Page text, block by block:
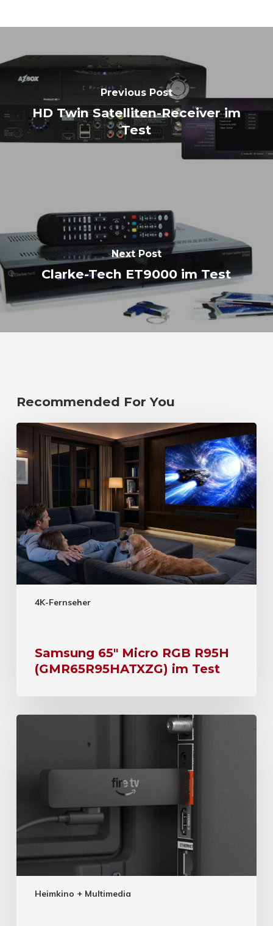
Previous Post
HD Twin Satelliten-Receiver im
Test
Next Post
Clarke-Tech ET9000 im Test
Recommended For You
4K-Fernseher
Samsung 65″ Micro RGB R95H
(GMR65R95HATXZG) im Test
Heimkino + Multimedia